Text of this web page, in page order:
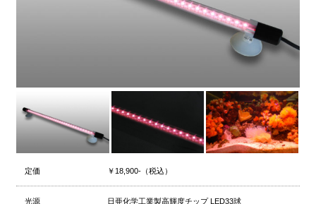
定価 ￥18,900-（税込）
光源 日亜化学工業製高輝度チップ LED33球